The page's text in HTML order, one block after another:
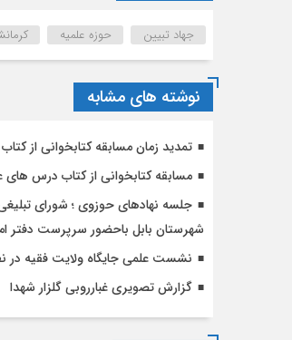
جهاد تبیین حوزه علمیه
نوشته های مشابه
تمدید زمان مسابقه کتابخوانی از
مسابقه کتابخوانی از کتاب درس های
جلسه نهادهای حوزوی ؛ شورای
شهرستان بابل باحضور سرپرست دفتر
نشست علمی جایگاه ولایت فقیه در
گزارش تصویری غبارروبی گلزار شهدا